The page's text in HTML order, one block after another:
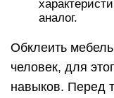
аналог.
Обклеить
человек, для
навыков. Перед